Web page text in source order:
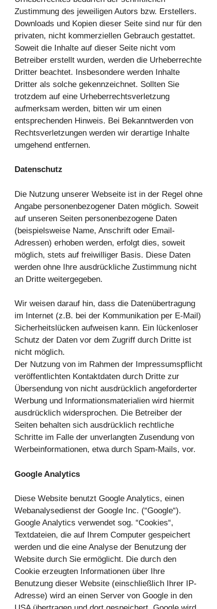
Zustimmung des jeweiligen Autors bzw. Erstellers.
Downloads und Kopien dieser Seite sind nur für den
privaten, nicht kommerziellen Gebrauch gestattet.
Soweit die Inhalte auf dieser Seite nicht vom
Betreiber erstellt wurden, werden die Urheberrechte
Dritter beachtet. Insbesondere werden Inhalte
Dritter als solche gekennzeichnet. Sollten Sie
trotzdem auf eine Urheberrechtsverletzung
aufmerksam werden, bitten wir um einen
entsprechenden Hinweis. Bei Bekanntwerden von
Rechtsverletzungen werden wir derartige Inhalte
umgehend entfernen.
Datenschutz
Die Nutzung unserer Webseite ist in der Regel ohne
Angabe personenbezogener Daten möglich. Soweit
auf unseren Seiten personenbezogene Daten
(beispielsweise Name, Anschrift oder Email-
Adressen) erhoben werden, erfolgt dies, soweit
möglich, stets auf freiwilliger Basis. Diese Daten
werden ohne Ihre ausdrückliche Zustimmung nicht
an Dritte weitergegeben.
Wir weisen darauf hin, dass die Datenübertragung
im Internet (z.B. bei der Kommunikation per E-Mail)
Sicherheitslücken aufweisen kann. Ein lückenloser
Schutz der Daten vor dem Zugriff durch Dritte ist
nicht möglich.
Der Nutzung von im Rahmen der Impressumspflicht
veröffentlichten Kontaktdaten durch Dritte zur
Übersendung von nicht ausdrücklich angeforderter
Werbung und Informationsmaterialien wird hiermit
ausdrücklich widersprochen. Die Betreiber der
Seiten behalten sich ausdrücklich rechtliche
Schritte im Falle der unverlangten Zusendung von
Werbeinformationen, etwa durch Spam-Mails, vor.
Google Analytics
Diese Website benutzt Google Analytics, einen
Webanalysedienst der Google Inc. (“Google“).
Google Analytics verwendet sog. “Cookies“,
Textdateien, die auf Ihrem Computer gespeichert
werden und die eine Analyse der Benutzung der
Website durch Sie ermöglicht. Die durch den
Cookie erzeugten Informationen über Ihre
Benutzung dieser Website (einschließlich Ihrer IP-
Adresse) wird an einen Server von Google in den